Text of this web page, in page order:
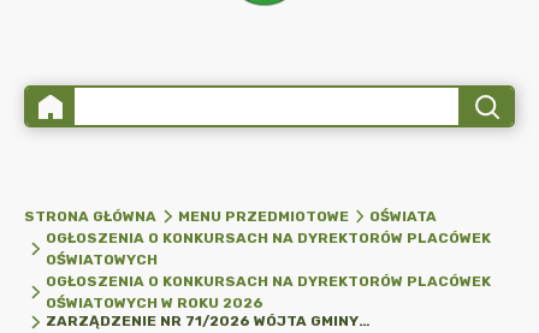
STRONA GŁÓWNA MENU PRZEDMIOTOWE
OŚWIATA
OGŁOSZENIA O KONKURSACH NA DYREKTORÓW PLACÓWEK
OŚWIATOWYCH
OGŁOSZENIA O KONKURSACH NA DYREKTORÓW PLACÓWEK
OŚWIATOWYCH W ROKU 2026
ZARZĄDZENIE NR 71/2026 WÓJTA GMINY PRUSZCZ GDAŃSKI Z DNIA 20 KWIETNIA 2026 R. W SPRAWIE OGŁOSZENIA KONKURSU NA STANOWISKO DYREKTORA SZKOŁY PODSTAWOWEJ IM. ROMUALDA TRAUGUTTA W JAGATOWIE.